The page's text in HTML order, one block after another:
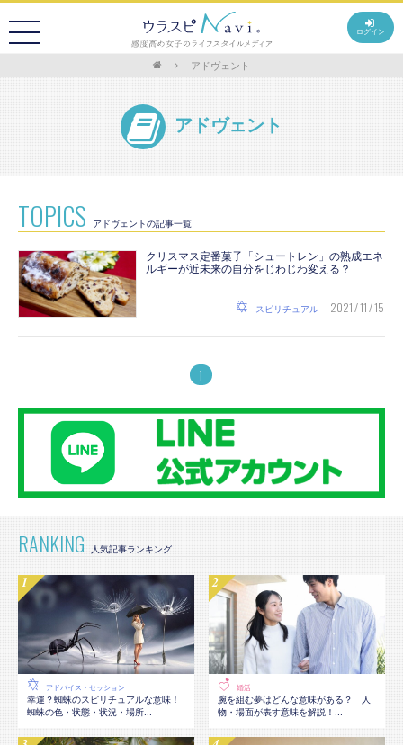
ログイン
アドヴェント
アドヴェント
TOPICS アドヴェントの記事一覧
クリスマス定番菓子「シュートレン」の熟成エネ
ルギーが近未来の自分をじわじわ変える？
スピリチュアル 2021 / 11 / 15
1
RANKING
アドバイス・セッション
幸運？蜘蛛のスピリチュアルな意味！
蜘蛛の色・状態・状況・場所...
婚活
腕を組む夢はどんな意味がある？ 人
物・場面が表す意味を解説！...